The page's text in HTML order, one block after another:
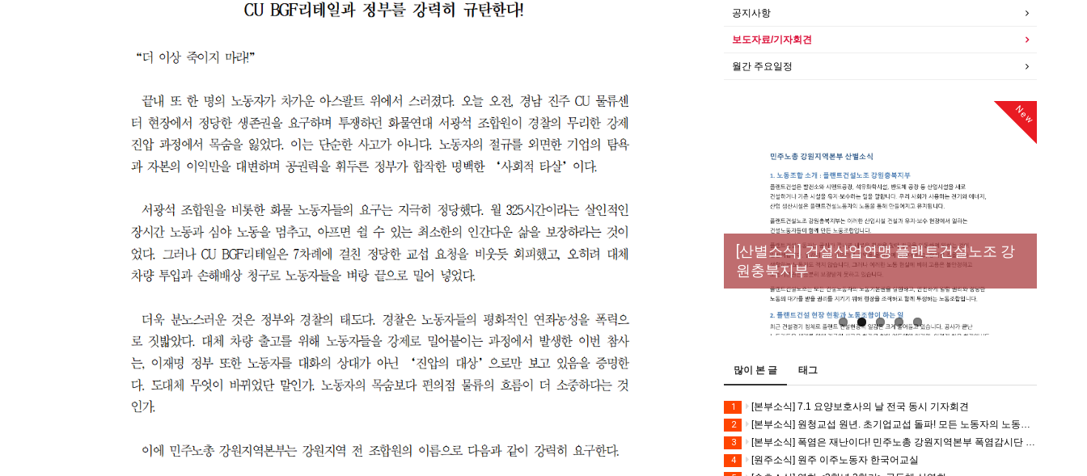
공지사항
보도자료/기자회견
월간 주요일정
New
[성명] 막을 수 있었던 죽음, HL만도가 책임져
라 : 청년노동자 사망사고의 철저한 진상규명
과 재발방지 대책 마련하라
New
[산별소식] 건설산업연맹 플랜트건설노조 강
원충북지부
New
[강릉,속초,원주,춘천] 폭염감시단 사업 이모저
모
[조합원☆인터뷰] 서비스연맹 전국학교비정
규직노동조합 강원지부 김유미 춘천지회장
[본부소식] 강원지역 노동자 합창단 모임
많이 본 글 태그
1 [본부소식] 7.1 요양보호사의 날 전국 동시 기자회견
2 [본부소식] 원청교섭 원년. 초기업교섭 돌파! 모든 노동자의 노동기본권 쟁취! 민주노총 7.15 총파업대회
3 [본부소식] 폭염은 재난이다! 민주노총 강원지역본부 폭염감시단 선포 기자회견
4 [원주소식] 원주 이주노동자 한국어교실